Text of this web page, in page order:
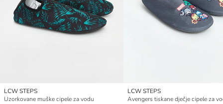
LCW STEPS
Uzorkovane muške cipele za vodu
LCW STEPS
Avengers tiskane dječje cipele za